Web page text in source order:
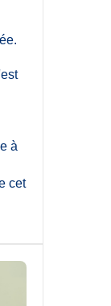
à
cet